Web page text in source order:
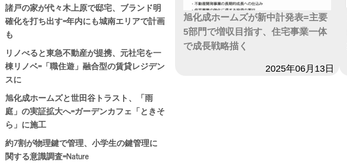
旭化成ホームズが新中計発表=主要
5部門で増収目指す、住宅事業一体
で成長戦略描く
2025年06月13日
諸戸の家が代々木上原で邸宅、ブランド明
確化を打ち出す=年内にも城南エリアで計画
も
リノべると東急不動産が提携、元社宅を一
棟リノベ=「職住遊」融合型の賃貸レジデン
スに
旭化成ホームズと世田谷トラスト、「雨
庭」の実証拡大へ=ガーデンカフェ「ときそ
ら」に施工
約7割が物理鍵で管理、小学生の鍵管理に
関する意識調査=Nature